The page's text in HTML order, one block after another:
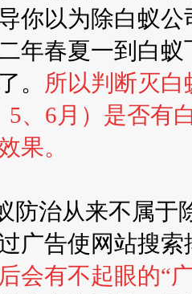
你以为除白蚁
年春夏一到白
。 所以判断灭
5、 6月）是否有
果。
防治从来不属于
广告使网站搜索
会有不起眼的“